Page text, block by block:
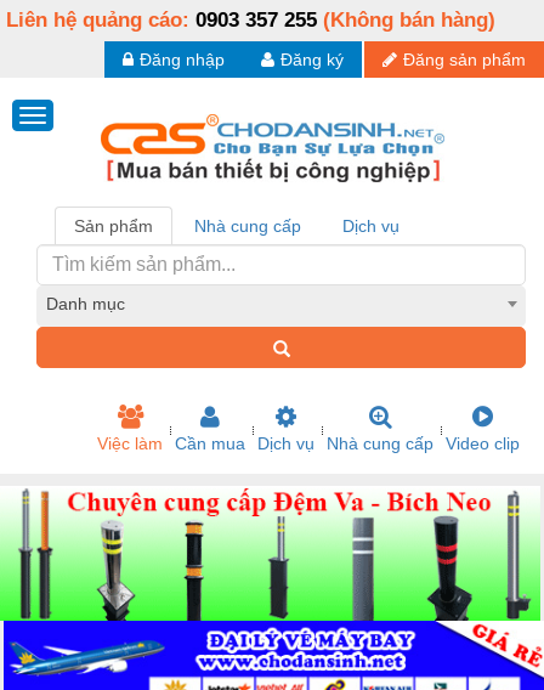
Liên hệ quảng cáo: 0903 357 255 (Không bán hàng)
Đăng sản phẩm
Đăng ký
Đăng nhập
Sản phẩm Nhà cung cấp Dịch vụ
Danh mục
Việc làm Cần mua Dịch vụ Nhà cung cấp Video clip